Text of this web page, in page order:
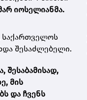
იოსელიანმა.
საქართველოს
შესაძლებელი.
მის
და ჩვენს